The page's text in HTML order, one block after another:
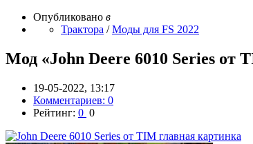
Опубликовано в
Трактора /Моды для FS 2022
Мод «John Deere 6010 Series от
19-05-2022, 13:17
Комментариев: 0
Рейтинг: 0 0